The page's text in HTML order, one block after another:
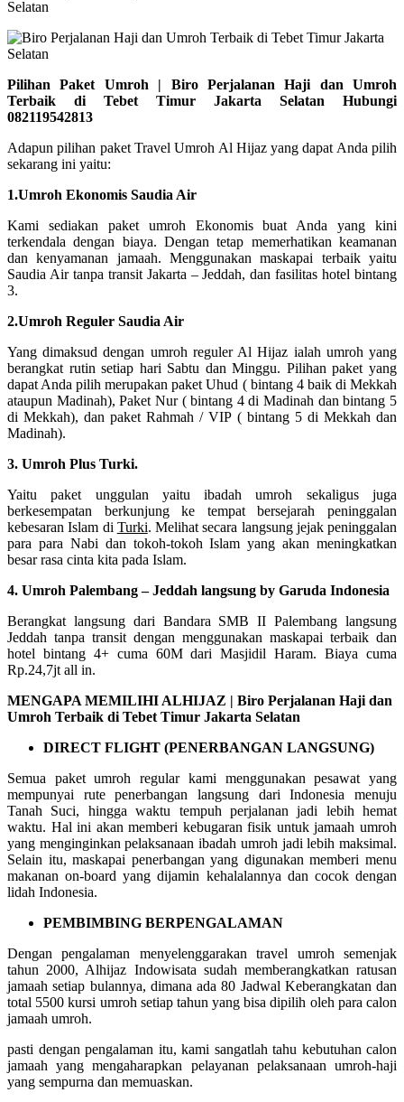
Pilihan Paket Umroh | Biro Perjalanan Haji dan Umroh
Terbaik di Tebet Timur Jakarta Selatan Hubungi
082119542813
Adapun pilihan paket Travel Umroh Al Hijaz yang dapat Anda pilih
sekarang ini yaitu:
1.Umroh Ekonomis Saudia Air
Kami sediakan paket umroh Ekonomis buat Anda yang kini
terkendala dengan biaya. Dengan tetap memerhatikan keamanan
dan kenyamanan jamaah. Menggunakan maskapai terbaik yaitu
Saudia Air tanpa transit Jakarta – Jeddah, dan fasilitas hotel bintang
3.
2.Umroh Reguler Saudia Air
Yang dimaksud dengan umroh reguler Al Hijaz ialah umroh yang
berangkat rutin setiap hari Sabtu dan Minggu. Pilihan paket yang
dapat Anda pilih merupakan paket Uhud ( bintang 4 baik di Mekkah
ataupun Madinah), Paket Nur ( bintang 4 di Madinah dan bintang 5
di Mekkah), dan paket Rahmah / VIP ( bintang 5 di Mekkah dan
Madinah).
3. Umroh Plus Turki.
Yaitu paket unggulan yaitu ibadah umroh sekaligus juga
berkesempatan berkunjung ke tempat bersejarah peninggalan
kebesaran Islam di Turki. Melihat secara langsung jejak peninggalan
para para Nabi dan tokoh-tokoh Islam yang akan meningkatkan
besar rasa cinta kita pada Islam.
4. Umroh Palembang – Jeddah langsung by Garuda Indonesia
Berangkat langsung dari Bandara SMB II Palembang langsung
Jeddah tanpa transit dengan menggunakan maskapai terbaik dan
hotel bintang 4+ cuma 60M dari Masjidil Haram. Biaya cuma
Rp.24,7jt all in.
MENGAPA MEMILIHI ALHIJAZ | Biro Perjalanan Haji dan
Umroh Terbaik di Tebet Timur Jakarta Selatan
DIRECT FLIGHT (PENERBANGAN LANGSUNG)
Semua paket umroh regular kami menggunakan pesawat yang
mempunyai rute penerbangan langsung dari Indonesia menuju
Tanah Suci, hingga waktu tempuh perjalanan jadi lebih hemat
waktu. Hal ini akan memberi kebugaran fisik untuk jamaah umroh
yang menginginkan pelaksanaan ibadah umroh jadi lebih maksimal.
Selain itu, maskapai penerbangan yang digunakan memberi menu
makanan on-board yang dijamin kehalalannya dan cocok dengan
lidah Indonesia.
PEMBIMBING BERPENGALAMAN
Dengan pengalaman menyelenggarakan travel umroh semenjak
tahun 2000, Alhijaz Indowisata sudah memberangkatkan ratusan
jamaah setiap bulannya, dimana ada 80 Jadwal Keberangkatan dan
total 5500 kursi umroh setiap tahun yang bisa dipilih oleh para calon
jamaah umroh.
pasti dengan pengalaman itu, kami sangatlah tahu kebutuhan calon
jamaah yang mengaharapkan pelayanan pelaksanaan umroh-haji
yang sempurna dan memuaskan.